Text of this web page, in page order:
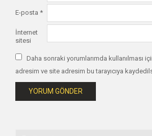
E-posta *
İnternet
sitesi
Daha sonraki yorumlarımda kullanılması
adresim ve site adresim bu tarayıcıya